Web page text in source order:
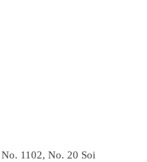
1102, No. 20 Soi